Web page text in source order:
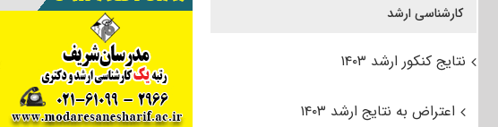
کارشناسی ارشد
نتایج کنکور ارشد ۱۴۰۳
اعتراض به نتایج ارشد ۱۴۰۳